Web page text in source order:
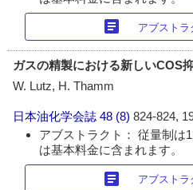
article アブストラ
ガスの精製における新しいCOS
W. Lutz, H. Thamm
日本油化学会誌 48 (8)824-824,
アブストラクト： 従量制は
は基本料金に含まれます。
article アブストラ